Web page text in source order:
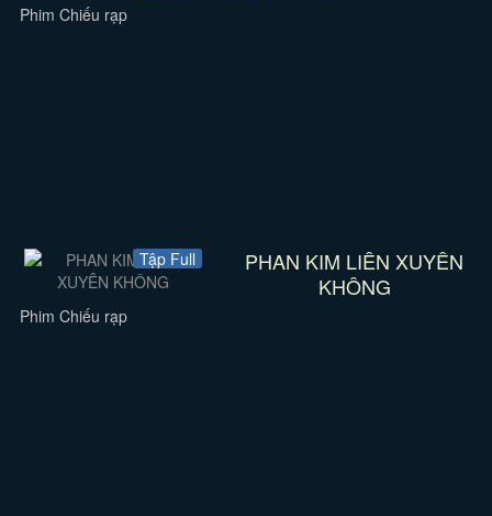
Phim Chiếu rạp
Tập Full
PHAN KIM LIÊN XUYÊN
KHÔNG
Phim Chiếu rạp